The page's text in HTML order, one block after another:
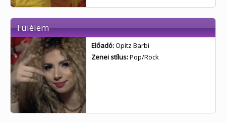
Túlélem
Előadó:Opitz Barbi
Zenei stílus:Pop/Rock